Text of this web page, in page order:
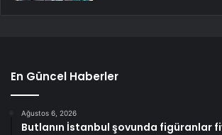
En Güncel Haberler
Ağustos 6, 2026
Butlanın İstanbul şovunda figüranlar